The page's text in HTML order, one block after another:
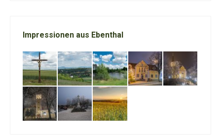
Impressionen aus Ebenthal